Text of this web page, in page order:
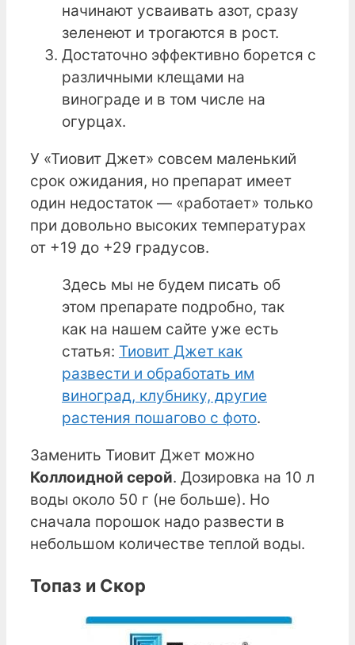
начинают усваивать азот, сразу
зеленеют и трогаются в рост.
Достаточно эффективно борется с
различными клещами на
винограде и в том числе на
огурцах.
У «Тиовит Джет» совсем маленький
срок ожидания, но препарат имеет
один недостаток — «работает» только
при довольно высоких температурах
от +19 до +29 градусов.
Здесь мы не будем писать об
этом препарате подробно, так
как на нашем сайте уже есть
статья: Тиовит Джет как
развести и обработать им
виноград, клубнику, другие
растения пошагово с фото.
Заменить Тиовит Джет можно
Коллоидной серой. Дозировка на 10 л
воды около 50 г (не больше). Но
сначала порошок надо развести в
небольшом количестве теплой воды.
Топаз и Скор